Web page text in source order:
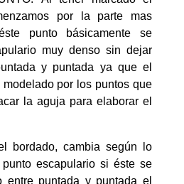
por la parte mas
punto básicamente se
muy denso sin dejar
y puntada ya que el
por los puntos que
la aguja para elaborar el
bordado, cambia según lo
escapulario si éste se
entre puntada y puntada el